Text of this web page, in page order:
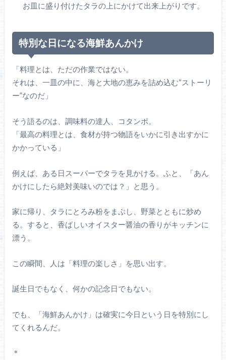
お皿に盛り付けたタラの上にかけて出来上がりです。
特別な日になる海鮮あんかけ
「料理とは、ただの作業ではない。
それは、一皿の中に、海と大地の恵みを詰め込む“ストーリ
ー”なのだ」
そう語るのは、調味料の達人、コタンポ。
「最高の料理とは、食材が持つ物語をいかに引き出すかに
かかっている」
例えば、ある日スーパーでタラを見かける。ふと、「あん
かけにしたら絶対美味いのでは？」と思う。
家に帰り、タラにとろみ粉をまぶし、野菜とともに炒め
る。すると、香ばしいオイスター醤油の香りがキッチンに
漂う。
この瞬間、人は「料理の楽しさ」を思い出す。
誕生日でもなく、何かの記念日でもない。
でも、「海鮮あんかけ」は確実に今日という日を特別にし
てくれるんだ。
＊